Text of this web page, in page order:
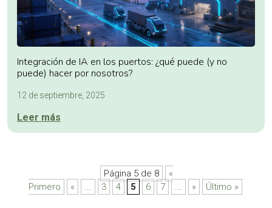
Integración de IA en los puertos: ¿qué puede (y no
puede) hacer por nosotros?
12 de septiembre, 2025
Leer más
Página 5 de 8
«
Primero
« ... 3 4 5 6 7 ... » Último »